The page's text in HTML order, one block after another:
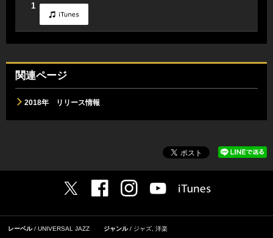
1
関連ページ
2018年 リリース情報
レーベル UNIVERSAL JAZZ ジャンル ジャズ 洋楽